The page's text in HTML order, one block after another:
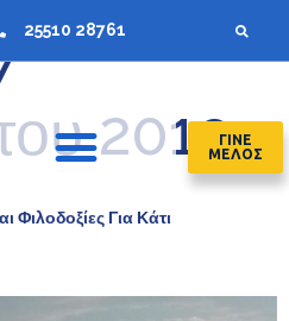
25510 28761
ΓΙΝΕ
ΜΕΛΟΣ
2019
Για Κάτι